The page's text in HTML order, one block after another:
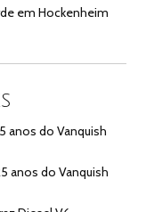
em Hockenheim
anos do Vanquish
anos do Vanquish